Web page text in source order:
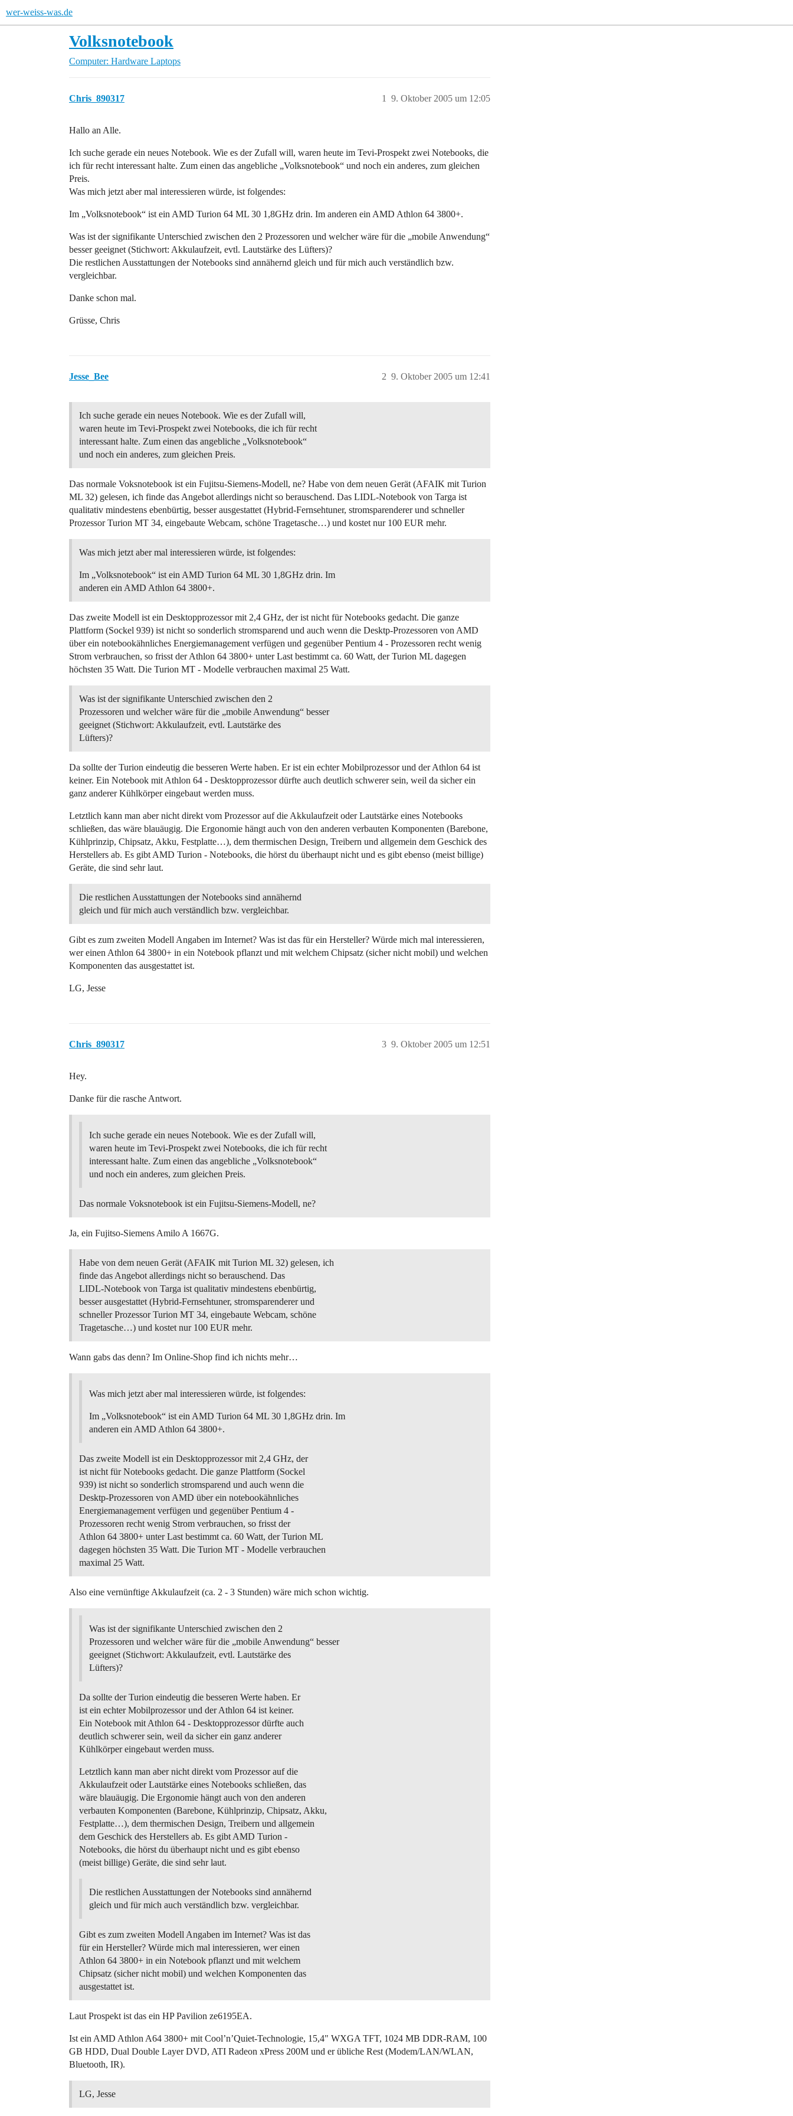
wer-weiss-was.de
Volksnotebook
Computer: Hardware Laptops
Chris_890317 9. Oktober 2005 um 12:05
1
Hallo an Alle.
Ich suche gerade ein neues Notebook. Wie es der Zufall will, waren heute im Tevi-Prospekt zwei Notebooks, die
ich für recht interessant halte. Zum einen das angebliche „Volksnotebook“ und noch ein anderes, zum gleichen
Preis.
Was mich jetzt aber mal interessieren würde, ist folgendes:
Im „Volksnotebook“ ist ein AMD Turion 64 ML 30 1,8GHz drin. Im anderen ein AMD Athlon 64 3800+.
Was ist der signifikante Unterschied zwischen den 2 Prozessoren und welcher wäre für die „mobile Anwendung“
besser geeignet (Stichwort: Akkulaufzeit, evtl. Lautstärke des Lüfters)?
Die restlichen Ausstattungen der Notebooks sind annähernd gleich und für mich auch verständlich bzw.
vergleichbar.
Danke schon mal.
Grüsse, Chris
Jesse_Bee 9. Oktober 2005 um 12:41
2
Ich suche gerade ein neues Notebook. Wie es der Zufall will,
waren heute im Tevi-Prospekt zwei Notebooks, die ich für recht
interessant halte. Zum einen das angebliche „Volksnotebook“
und noch ein anderes, zum gleichen Preis.
Das normale Voksnotebook ist ein Fujitsu-Siemens-Modell, ne? Habe von dem neuen Gerät (AFAIK mit Turion
ML 32) gelesen, ich finde das Angebot allerdings nicht so berauschend. Das LIDL-Notebook von Targa ist
qualitativ mindestens ebenbürtig, besser ausgestattet (Hybrid-Fernsehtuner, stromsparenderer und schneller
Prozessor Turion MT 34, eingebaute Webcam, schöne Tragetasche…) und kostet nur 100 EUR mehr.
Was mich jetzt aber mal interessieren würde, ist folgendes:
Im „Volksnotebook“ ist ein AMD Turion 64 ML 30 1,8GHz drin. Im
anderen ein AMD Athlon 64 3800+.
Das zweite Modell ist ein Desktopprozessor mit 2,4 GHz, der ist nicht für Notebooks gedacht. Die ganze
Plattform (Sockel 939) ist nicht so sonderlich stromsparend und auch wenn die Desktp-Prozessoren von AMD
über ein notebookähnliches Energiemanagement verfügen und gegenüber Pentium 4 - Prozessoren recht wenig
Strom verbrauchen, so frisst der Athlon 64 3800+ unter Last bestimmt ca. 60 Watt, der Turion ML dagegen
höchsten 35 Watt. Die Turion MT - Modelle verbrauchen maximal 25 Watt.
Was ist der signifikante Unterschied zwischen den 2
Prozessoren und welcher wäre für die „mobile Anwendung“ besser
geeignet (Stichwort: Akkulaufzeit, evtl. Lautstärke des
Lüfters)?
Da sollte der Turion eindeutig die besseren Werte haben. Er ist ein echter Mobilprozessor und der Athlon 64 ist
keiner. Ein Notebook mit Athlon 64 - Desktopprozessor dürfte auch deutlich schwerer sein, weil da sicher ein
ganz anderer Kühlkörper eingebaut werden muss.
Letztlich kann man aber nicht direkt vom Prozessor auf die Akkulaufzeit oder Lautstärke eines Notebooks
schließen, das wäre blauäugig. Die Ergonomie hängt auch von den anderen verbauten Komponenten (Barebone,
Kühlprinzip, Chipsatz, Akku, Festplatte…), dem thermischen Design, Treibern und allgemein dem Geschick des
Herstellers ab. Es gibt AMD Turion - Notebooks, die hörst du überhaupt nicht und es gibt ebenso (meist billige)
Geräte, die sind sehr laut.
Die restlichen Ausstattungen der Notebooks sind annähernd
gleich und für mich auch verständlich bzw. vergleichbar.
Gibt es zum zweiten Modell Angaben im Internet? Was ist das für ein Hersteller? Würde mich mal interessieren,
wer einen Athlon 64 3800+ in ein Notebook pflanzt und mit welchem Chipsatz (sicher nicht mobil) und welchen
Komponenten das ausgestattet ist.
LG, Jesse
Chris_890317 9. Oktober 2005 um 12:51
3
Hey.
Danke für die rasche Antwort.
Ich suche gerade ein neues Notebook. Wie es der Zufall will,
waren heute im Tevi-Prospekt zwei Notebooks, die ich für recht
interessant halte. Zum einen das angebliche „Volksnotebook“
und noch ein anderes, zum gleichen Preis.
Das normale Voksnotebook ist ein Fujitsu-Siemens-Modell, ne?
Ja, ein Fujitso-Siemens Amilo A 1667G.
Habe von dem neuen Gerät (AFAIK mit Turion ML 32) gelesen, ich
finde das Angebot allerdings nicht so berauschend. Das
LIDL-Notebook von Targa ist qualitativ mindestens ebenbürtig,
besser ausgestattet (Hybrid-Fernsehtuner, stromsparenderer und
schneller Prozessor Turion MT 34, eingebaute Webcam, schöne
Tragetasche…) und kostet nur 100 EUR mehr.
Wann gabs das denn? Im Online-Shop find ich nichts mehr…
Was mich jetzt aber mal interessieren würde, ist folgendes:
Im „Volksnotebook“ ist ein AMD Turion 64 ML 30 1,8GHz drin. Im
anderen ein AMD Athlon 64 3800+.
Das zweite Modell ist ein Desktopprozessor mit 2,4 GHz, der
ist nicht für Notebooks gedacht. Die ganze Plattform (Sockel
939) ist nicht so sonderlich stromsparend und auch wenn die
Desktp-Prozessoren von AMD über ein notebookähnliches
Energiemanagement verfügen und gegenüber Pentium 4 -
Prozessoren recht wenig Strom verbrauchen, so frisst der
Athlon 64 3800+ unter Last bestimmt ca. 60 Watt, der Turion ML
dagegen höchsten 35 Watt. Die Turion MT - Modelle verbrauchen
maximal 25 Watt.
Also eine vernünftige Akkulaufzeit (ca. 2 - 3 Stunden) wäre mich schon wichtig.
Was ist der signifikante Unterschied zwischen den 2
Prozessoren und welcher wäre für die „mobile Anwendung“ besser
geeignet (Stichwort: Akkulaufzeit, evtl. Lautstärke des
Lüfters)?
Da sollte der Turion eindeutig die besseren Werte haben. Er
ist ein echter Mobilprozessor und der Athlon 64 ist keiner.
Ein Notebook mit Athlon 64 - Desktopprozessor dürfte auch
deutlich schwerer sein, weil da sicher ein ganz anderer
Kühlkörper eingebaut werden muss.
Letztlich kann man aber nicht direkt vom Prozessor auf die
Akkulaufzeit oder Lautstärke eines Notebooks schließen, das
wäre blauäugig. Die Ergonomie hängt auch von den anderen
verbauten Komponenten (Barebone, Kühlprinzip, Chipsatz, Akku,
Festplatte…), dem thermischen Design, Treibern und allgemein
dem Geschick des Herstellers ab. Es gibt AMD Turion -
Notebooks, die hörst du überhaupt nicht und es gibt ebenso
(meist billige) Geräte, die sind sehr laut.
Die restlichen Ausstattungen der Notebooks sind annähernd
gleich und für mich auch verständlich bzw. vergleichbar.
Gibt es zum zweiten Modell Angaben im Internet? Was ist das
für ein Hersteller? Würde mich mal interessieren, wer einen
Athlon 64 3800+ in ein Notebook pflanzt und mit welchem
Chipsatz (sicher nicht mobil) und welchen Komponenten das
ausgestattet ist.
Laut Prospekt ist das ein HP Pavilion ze6195EA.
Ist ein AMD Athlon A64 3800+ mit Cool’n’Quiet-Technologie, 15,4" WXGA TFT, 1024 MB DDR-RAM, 100
GB HDD, Dual Double Layer DVD, ATI Radeon xPress 200M und er übliche Rest (Modem/LAN/WLAN,
Bluetooth, IR).
LG, Jesse